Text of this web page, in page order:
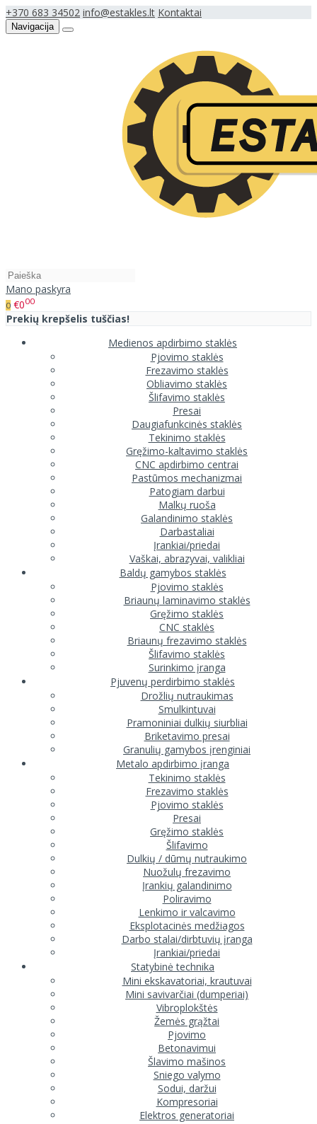
+370 683 34502 info@estakles.lt Kontaktai
Navigacija
Mano paskyra
0 €000
Prekių krepšelis tuščias!
Medienos apdirbimo staklės
Pjovimo staklės
Frezavimo staklės
Obliavimo staklės
Šlifavimo staklės
Presai
Daugiafunkcinės staklės
Tekinimo staklės
Gręžimo-kaltavimo staklės
CNC apdirbimo centrai
Pastūmos mechanizmai
Patogiam darbui
Malkų ruoša
Galandinimo staklės
Darbastaliai
Įrankiai/priedai
Vaškai, abrazyvai, valikliai
Baldų gamybos staklės
Pjovimo staklės
Briaunų laminavimo staklės
Gręžimo staklės
CNC staklės
Briaunų frezavimo staklės
Šlifavimo staklės
Surinkimo įranga
Pjuvenų perdirbimo staklės
Drožlių nutraukimas
Smulkintuvai
Pramoniniai dulkių siurbliai
Briketavimo presai
Granulių gamybos įrenginiai
Metalo apdirbimo įranga
Tekinimo staklės
Frezavimo staklės
Pjovimo staklės
Presai
Gręžimo staklės
Šlifavimo
Dulkių / dūmų nutraukimo
Nuožulų frezavimo
Įrankių galandinimo
Poliravimo
Lenkimo ir valcavimo
Eksplotacinės medžiagos
Darbo stalai/dirbtuvių įranga
Įrankiai/priedai
Statybinė technika
Mini ekskavatoriai, krautuvai
Mini savivarčiai (dumperiai)
Vibroplokštės
Žemės grąžtai
Pjovimo
Betonavimui
Šlavimo mašinos
Sniego valymo
Sodui, daržui
Kompresoriai
Elektros generatoriai